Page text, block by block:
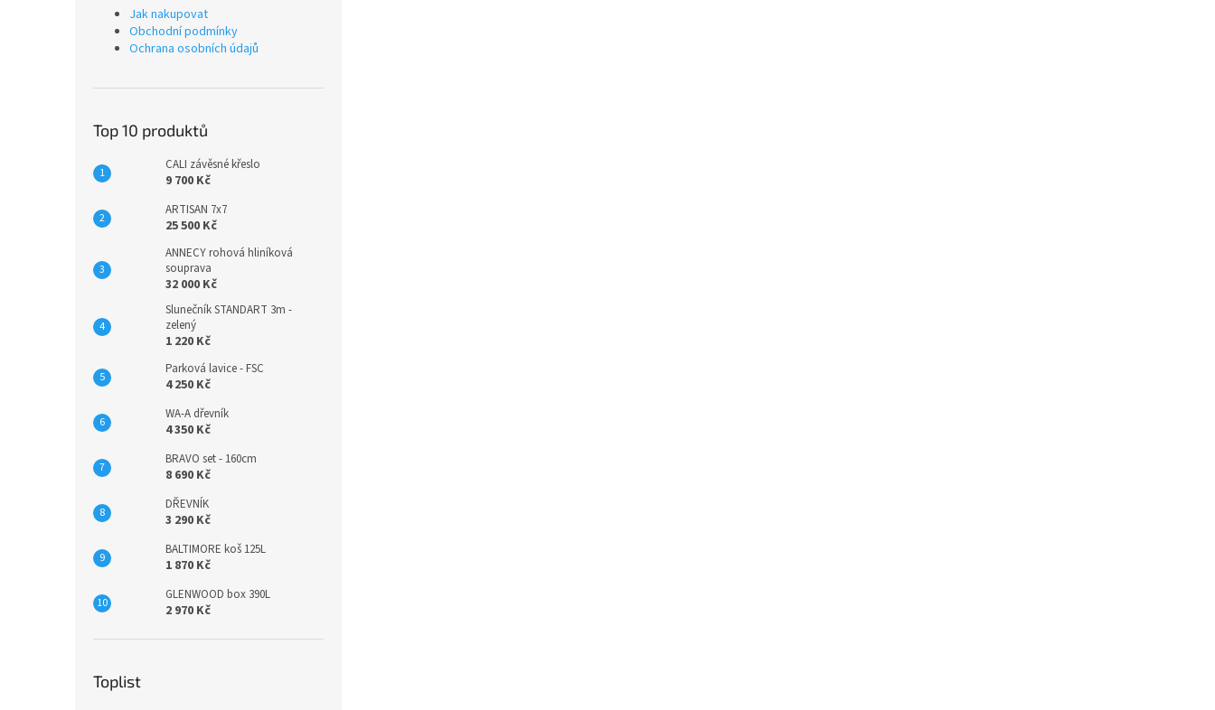
Jak nakupovat
Obchodní podmínky
Ochrana osobních údajů
Top 10 produktů
CALI závěsné křeslo
9 700 Kč
ARTISAN 7x7
25 500 Kč
ANNECY rohová hliníková
souprava
32 000 Kč
Slunečník STANDART 3m -
zelený
1 220 Kč
Parková lavice - FSC
4 250 Kč
WA-A dřevník
4 350 Kč
BRAVO set - 160cm
8 690 Kč
DŘEVNÍK
3 290 Kč
BALTIMORE koš 125L
1 870 Kč
GLENWOOD box 390L
2 970 Kč
Toplist